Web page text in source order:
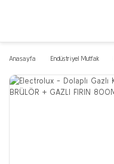
Anasayfa Endüstriyel Mutfak